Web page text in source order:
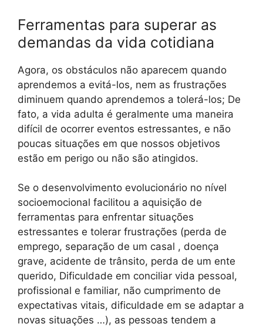
Ferramentas para superar as
demandas da vida cotidiana
Agora, os obstáculos não aparecem quando
aprendemos a evitá-los, nem as frustrações
diminuem quando aprendemos a tolerá-los; De
fato, a vida adulta é geralmente uma maneira
difícil de ocorrer eventos estressantes, e não
poucas situações em que nossos objetivos
estão em perigo ou não são atingidos.
Se o desenvolvimento evolucionário no nível
socioemocional facilitou a aquisição de
ferramentas para enfrentar situações
estressantes e tolerar frustrações (perda de
emprego, separação de um casal , doença
grave, acidente de trânsito, perda de um ente
querido, Dificuldade em conciliar vida pessoal,
profissional e familiar, não cumprimento de
expectativas vitais, dificuldade em se adaptar a
novas situações …), as pessoas tendem a